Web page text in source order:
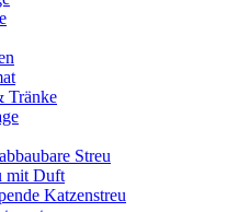
Tränke
Streu
mit Duft
Katzenstreu